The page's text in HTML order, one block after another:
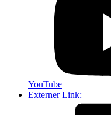
YouTube
Externer Link: